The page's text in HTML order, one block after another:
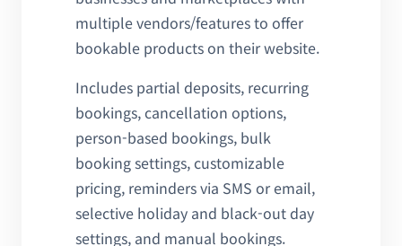
multiple vendors/features to offer
bookable products on their website.
Includes partial deposits, recurring
bookings, cancellation options,
person-based bookings, bulk
booking settings, customizable
pricing, reminders via SMS or email,
selective holiday and black-out day
settings, and manual bookings.